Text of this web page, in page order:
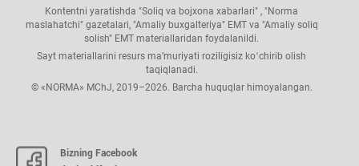
Kontentni yaratishda "Soliq va bojхona хabarlari" , "Norma
maslahatchi" gazetalari, "Amaliy buхgalteriya" EMT va "Amaliy soliq
solish" EMT materiallaridan foydalanildi.
Sayt materiallarini resurs ma’muriyati roziligisiz koʻchirib olish
taqiqlanadi.
© «NORMA» MChJ, 2019–2026. Barcha huquqlar himoyalangan.
Bizning Facebook